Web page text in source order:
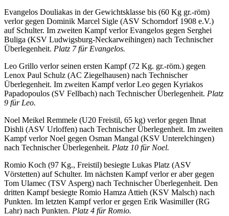
Evangelos Douliakas in der Gewichtsklasse bis (60 Kg gr.-röm)
verlor gegen Dominik Marcel Sigle (ASV Schorndorf 1908 e.V.)
auf Schulter. Im zweiten Kampf verlor Evangelos gegen Serghei
Buliga (KSV Ludwigsburg-Neckarweihingen) nach Technischer
Überlegenheit. Platz 7 für Evangelos.
Leo Grillo verlor seinen ersten Kampf (72 Kg. gr.-röm.) gegen
Lenox Paul Schulz (AC Ziegelhausen) nach Technischer
Überlegenheit. Im zweiten Kampf verlor Leo gegen Kyriakos
Papadopoulos (SV Fellbach) nach Technischer Überlegenheit. Platz
9 für Leo.
Noel Meikel Remmele (U20 Freistil, 65 kg) verlor gegen Ihnat
Dishli (ASV Urloffen) nach Technischer Überlegenheit. Im zweiten
Kampf verlor Noel gegen Osman Mangal (KSV Unterelchingen)
nach Technischer Überlegenheit. Platz 10 für Noel.
Romio Koch (97 Kg., Freistil) besiegte Lukas Platz (ASV
Vörstetten) auf Schulter. Im nächsten Kampf verlor er aber gegen
Tom Ulamec (TSV Asperg) nach Technischer Überlegenheit. Den
dritten Kampf besiegte Romio Hamza Attieh (KSV Malsch) nach
Punkten. Im letzten Kampf verlor er gegen Erik Wasimiller (RG
Lahr) nach Punkten. Platz 4 für Romio.